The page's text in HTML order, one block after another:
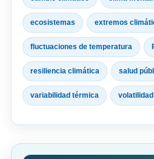
ecosistemas extremos
fluctuaciones de temperatura
resiliencia climática salud
variabilidad térmica